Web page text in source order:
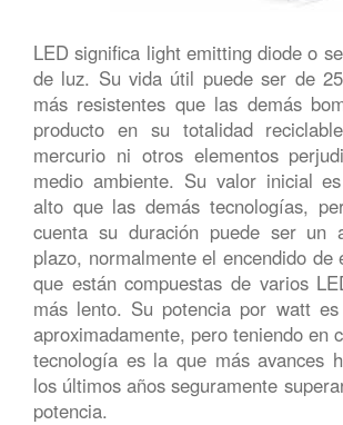
LED significa light emitting diode o
de luz. Su vida útil puede ser de
más resistentes que las demás
producto en su totalidad
mercurio ni otros elementos
medio ambiente. Su valor inicial
alto que las demás tecnologías,
cuenta su duración puede ser un
plazo, normalmente el encendido de
que están compuestas de varios
más lento. Su potencia por watt
aproximadamente, pero teniendo en
tecnología es la que más avances
los últimos años seguramente
potencia.